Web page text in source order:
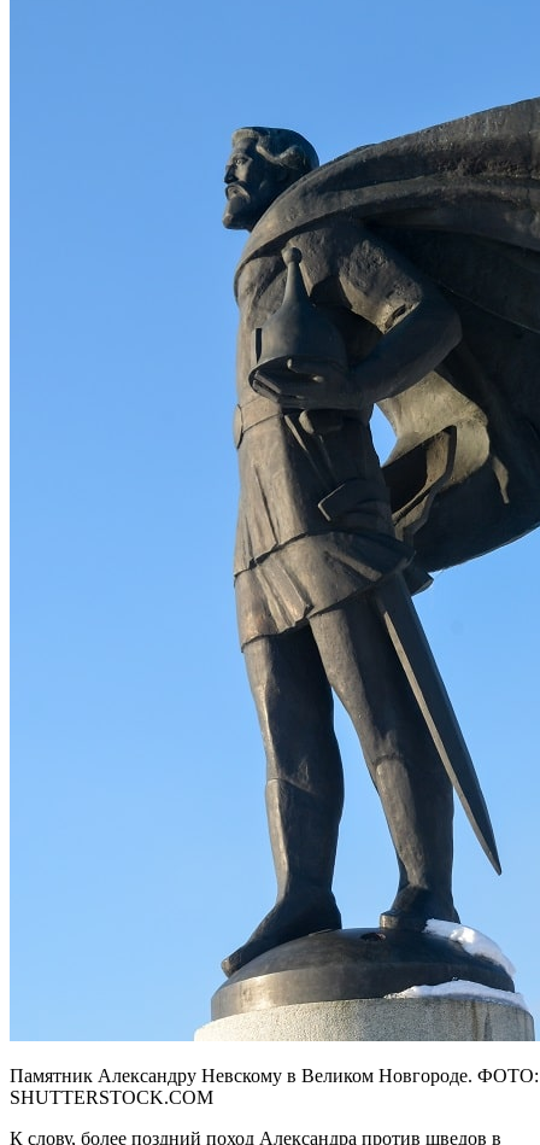
Памятник Александру Невскому в Великом Новгороде. ФОТО:
SHUTTERSTOCK.COM
К слову, более поздний поход Александра против шведов в